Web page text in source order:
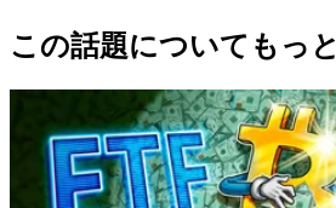
この話題についてもっと